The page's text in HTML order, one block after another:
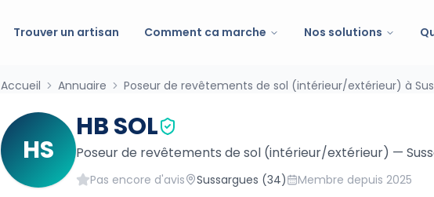
Trouver un artisan Comment ca marche Nos solutions
Accueil Annuaire Poseur de revêtements de sol (intérieur/extérieur) à
HS
HB SOL
Poseur de revêtements de sol (intérieur/extérieur) —
Pas encore d'avis Sussargues (34) Membre depuis 2025